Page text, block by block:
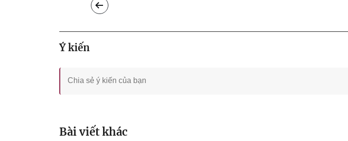
Ý kiến
Bài viết khác